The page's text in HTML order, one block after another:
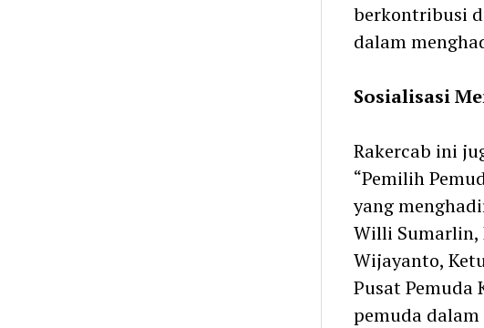
berkontribusi
dalam
Sosialisasi
Rakercab ini
“Pemilih
yang
Willi Sumarlin,
Wijayanto,
Pusat Pemuda
pemuda